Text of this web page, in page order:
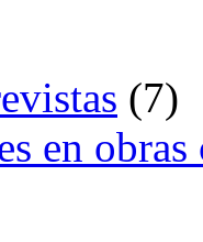
(7)
en